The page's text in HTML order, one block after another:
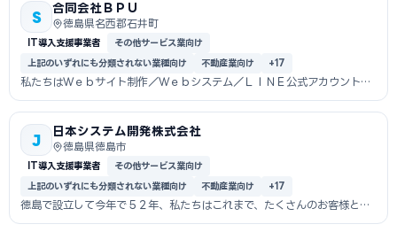
S
合同会社ＢＰＵ
徳島県名西郡石井町
IT導入支援事業者
その他サービス業向け
上記のいずれにも分類されない業種向け
不動産業向け +17
私たちはＷｅｂサイト制作／Ｗｅｂシステム／ＬＩＮＥ公式アカウントな
どの導入か...
J
日本システム開発株式会社
徳島県徳島市
IT導入支援事業者
その他サービス業向け
上記のいずれにも分類されない業種向け
不動産業向け +17
徳島で設立して今年で５２年、私たちはこれまで、たくさんのお客様と共
に成長を続...